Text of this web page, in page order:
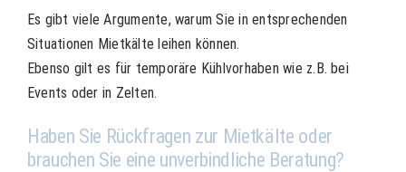
Es gibt viele Argumente, warum Sie in entsprechenden
Situationen Mietkälte leihen können.
Ebenso gilt es für temporäre Kühlvorhaben wie z.B. bei
Events oder in Zelten.
Haben Sie Rückfragen zur Mietkälte oder
brauchen Sie eine unverbindliche Beratung?